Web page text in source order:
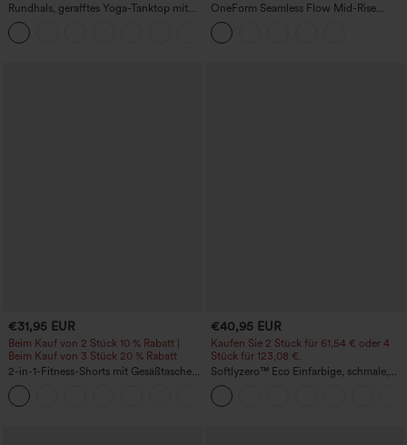
Rundhals, gerafftes Yoga-Tanktop mit
Cool-Touch-Effekt – UPF50+
OneForm Seamless Flow Mid-Rise
Yoga-Leggings - mittelhoher Bund,
bauchformend und mit Po-Lifting-
Effekt
€31,95 EUR
Beim Kauf von 2 Stück 10 % Rabatt |
Beim Kauf von 3 Stück 20 % Rabatt
2-in-1-Fitness-Shorts mit Gesäßtasche
und seitlicher versteckter Tasche 6,3 cm
€40,95 EUR
Kaufen Sie 2 Stück für 61,54 € oder 4
Stück für 123,08 €.
Softlyzero™ Eco Einfarbige, schmale,
hoch taillierte Wanderhose mit
mehreren Taschen